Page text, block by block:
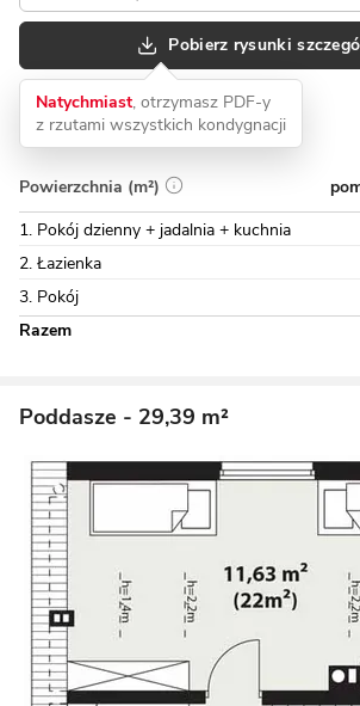
Pobierz rysunki
Natychmiast, otrzymasz PDF-y
z rzutami wszystkich kondygnacji
Powierzchnia (m²)
1. Pokój dzienny + jadalnia + kuchnia
2. Łazienka
3. Pokój
Razem
Poddasze - 29,39 m²